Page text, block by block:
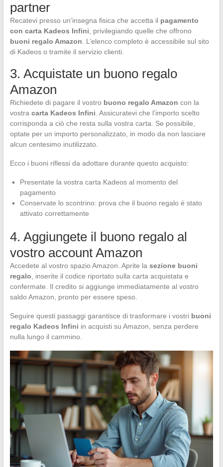
partner
Recatevi presso un’insegna fisica che accetta il pagamento
con carta Kadeos Infini , privilegiando quelle che offrono
buoni regalo Amazon . L’elenco completo è accessibile sul sito
di Kadeos o tramite il servizio clienti.
3. Acquistate un buono regalo
Amazon
Richiedete di pagare il vostro buono regalo Amazon con la
vostra carta Kadeos Infini . Assicuratevi che l’importo scelto
corrisponda a ciò che resta sulla vostra carta. Se possibile,
optate per un importo personalizzato, in modo da non lasciare
alcun centesimo inutilizzato.
Ecco i buoni riflessi da adottare durante questo acquisto:
Presentate la vostra carta Kadeos al momento del
pagamento
Conservate lo scontrino: prova che il buono regalo è stato
attivato correttamente
4. Aggiungete il buono regalo al
vostro account Amazon
Accedete al vostro spazio Amazon. Aprite la sezione buoni
regalo , inserite il codice riportato sulla carta acquistata e
confermate. Il credito si aggiunge immediatamente al vostro
saldo Amazon, pronto per essere speso.
Seguire questi passaggi garantisce di trasformare i vostri buoni
regalo Kadeos Infini in acquisti su Amazon, senza perdere
nulla lungo il cammino.